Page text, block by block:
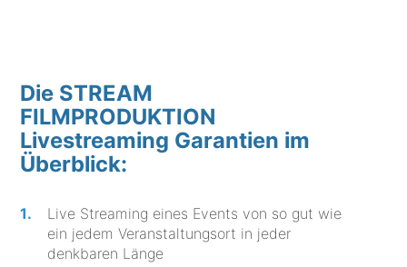
Die STREAM
FILMPRODUKTION
Livestreaming Garantien im
Überblick:
Live Streaming eines Events von so gut wie
ein jedem Veranstaltungsort in jeder
denkbaren Länge